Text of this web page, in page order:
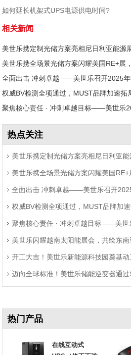
如何延长机架式UPS电源供电时间?
相关新闻
权威BV检测全项通过，MUST品牌加速拓
热点关注
美世乐携定制光储方案亮相尼日利亚
题 美世乐携全场景光储方案闪耀美国
全面出击 冲刺卓越——美世乐召开
权威BV检测全项通过，MUST品牌加
聚焦核心责任 · 冲刺卓越目标——美世
美世乐闪耀越南太阳能展会，共绘东
开工大吉！美世乐新能源科技园奠基
程 迈向全球标准！美世乐储能逆变器通
热门产品
在线互动式